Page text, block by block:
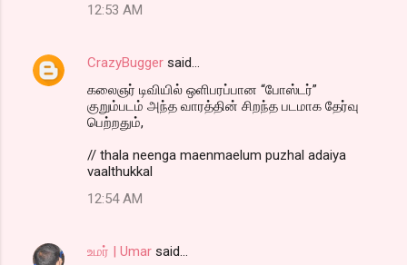
12:53 AM
CrazyBugger said…
கலைஞர் டிவியில் ஒளிபரப்பான “போஸ்டர்”
குறும்படம் அந்த வாரத்தின் சிறந்த படமாக தேர்வு
பெற்றதும்,
// thala neenga maenmaelum puzhal adaiya
vaalthukkal
12:54 AM
உமர் | Umar said…